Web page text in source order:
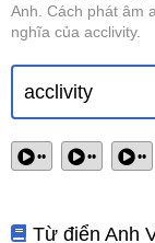
Anh. Cách phát âm
nghĩa của acclivity.
•• •• ••
Từ điển Anh